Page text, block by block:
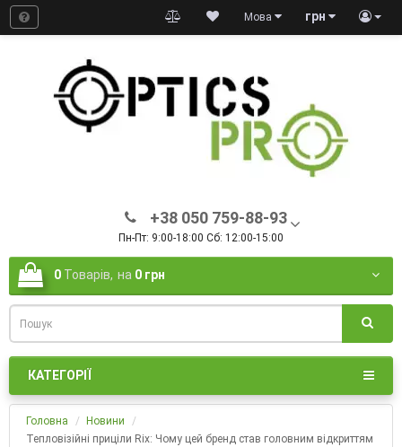
грн
Мова
+38 050 759-88-93
Пн-Пт: 9:00-18:00 Сб: 12:00-15:00
0 Товарів, на 0 грн
КАТЕГОРІЇ
Головна
Новини
Тепловізійні приціли Rix: Чому цей бренд став головним відкриттям